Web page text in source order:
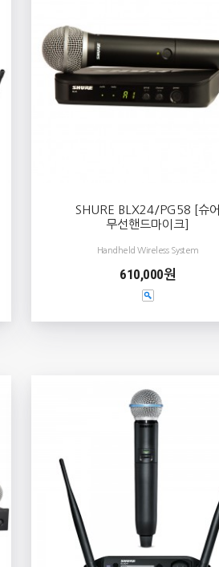
SHURE BLX24/PG58 [슈어
무선핸드마이크]
Handheld Wireless System
610,000원